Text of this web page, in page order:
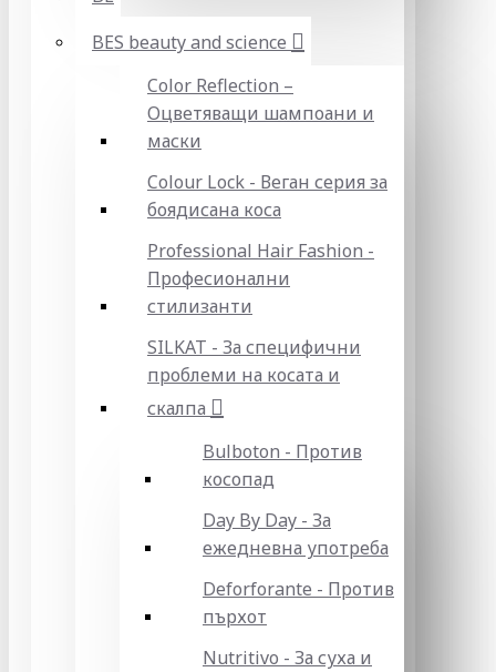
BES beauty and science
Color Reflection –
Оцветяващи шампоани и
маски
Colour Lock - Веган серия за
боядисана коса
Professional Hair Fashion -
Професионални
стилизанти
SILKAT - За специфични
проблеми на косата и
скалпа
Bulboton - Против
косопад
Day By Day - За
ежедневна употреба
Deforforante - Против
пърхот
Nutritivo - За суха и